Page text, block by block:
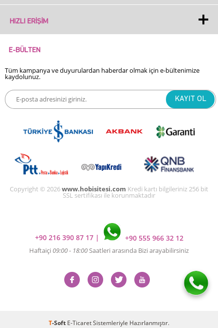
HIZLI ERIŞIM
E-BÜLTEN
Tüm kampanya ve duyurulardan haberdar olmak için e-bültenimize
kaydolunuz.
Copyright © 2026www.hobisitesi.com Kredi kartı bilgileriniz 256 bit
SSL sertifikası ile korunmaktadır
+90 216 390 87 17 | +90 555 966 32 12
Haftaiçi 09:00 - 18:00Saatleri arasında Bizi arayabilirsiniz
T-Soft E-TicaretSistemleriyle Hazırlanmıştır.